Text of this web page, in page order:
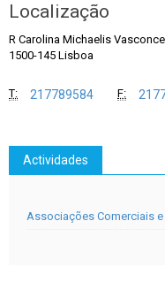
Localização
R Carolina Michaelis
1500-145 Lisboa
T: 217789584 F:
Actividades
Associações Comerciais